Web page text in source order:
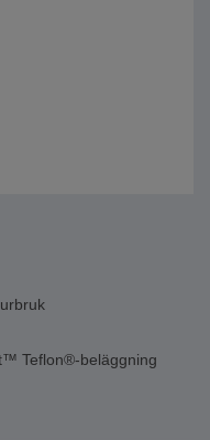
Teflon®-beläggning